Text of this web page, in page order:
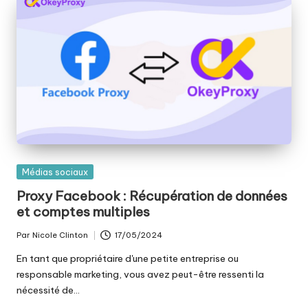
Publié
Médias sociaux
Proxy Facebook : Récupération de données
et comptes multiples
par
Par Nicole Clinton 17/05/2024
En tant que propriétaire d'une petite entreprise ou
responsable marketing, vous avez peut-être ressenti la
nécessité de...